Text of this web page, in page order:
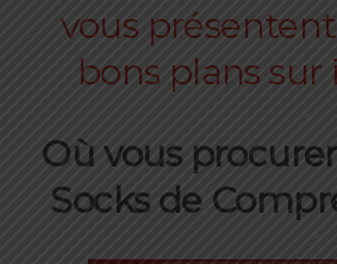
Où vous procurer
Socks de